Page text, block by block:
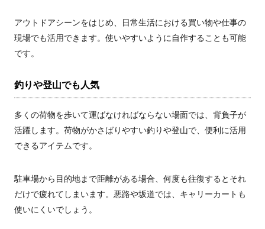
アウトドアシーンをはじめ、日常生活における買い物や仕事の
現場でも活用できます。使いやすいように自作することも可能
です。
釣りや登山でも人気
多くの荷物を歩いて運ばなければならない場面では、背負子が
活躍します。荷物がかさばりやすい釣りや登山で、便利に活用
できるアイテムです。
駐車場から目的地まで距離がある場合、何度も往復するとそれ
だけで疲れてしまいます。悪路や坂道では、キャリーカートも
使いにくいでしょう。